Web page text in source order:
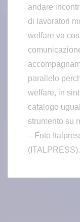
andare
di lavoratori
welfare va
parallelo
welfare, in
catalogo
strumento su
– Foto
(ITALPRESS).